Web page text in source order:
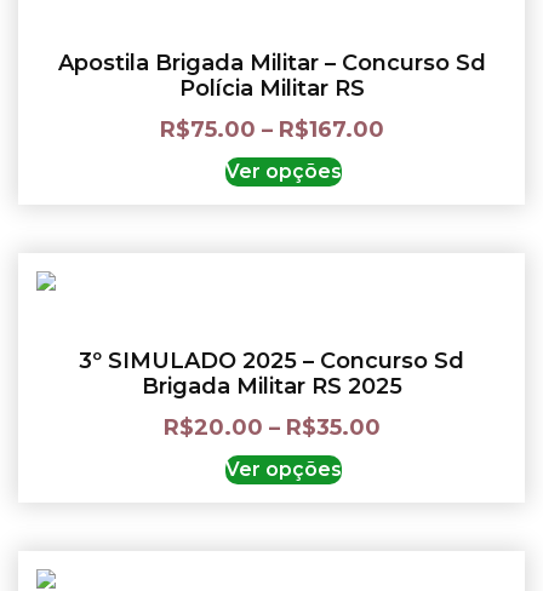
Apostila Brigada Militar – Concurso Sd
Polícia Militar RS
R$75.00 – R$167.00
Ver opções
3º SIMULADO 2025 – Concurso Sd
Brigada Militar RS 2025
R$20.00 – R$35.00
Ver opções